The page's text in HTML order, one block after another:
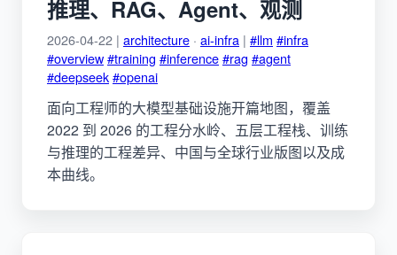
推理、RAG、Agent、观测
2026-04-22 | architecture · ai-infra | #llm #infra
#overview#training #inference#rag #agent
#deepseek#openai
面向工程师的大模型基础设施开篇地图，覆盖
2022 到 2026 的工程分水岭、五层工程栈、训练
与推理的工程差异、中国与全球行业版图以及成
本曲线。